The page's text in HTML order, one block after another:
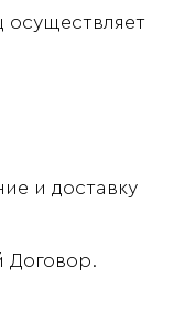
осуществляет
и доставку
Договор.